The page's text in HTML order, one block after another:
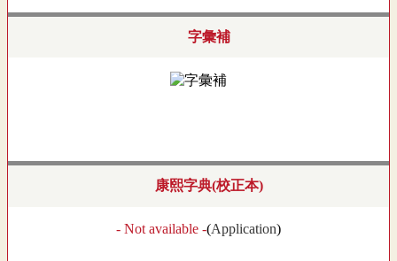
字彙補
康熙字典(校正本)
- Not available -(Application)